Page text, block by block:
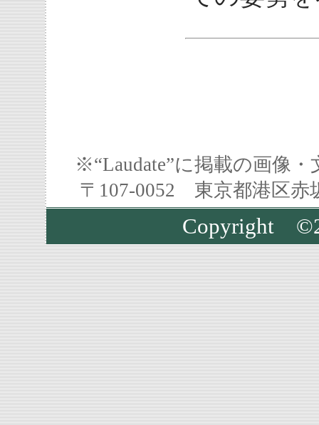
※“Laudate”に掲載の画像
〒107-0052 東京都港区
Copyright